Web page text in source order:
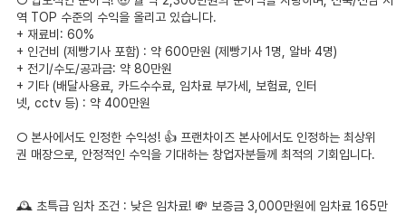
역 TOP 수준의 수익을 올리고 있습니다.
+ 재료비: 60%
+ 인건비 (제빵기사 포함) : 약 600만원 (제빵기사 1명, 알바 4명)
+ 전기/수도/공과금: 약 80만원
+ 기타 (배달사용료, 카드수수료, 임차료 부가세, 보험료, 인터
넷, cctv 등) : 약 400만원
○ 본사에서도 인정한 수익성! 👍 프랜차이즈 본사에서도 인정하는 최상위
권 매장으로, 안정적인 수익을 기대하는 창업자분들께 최적의 기회입니다.
🕰️ 초특급 임차 조건 : 낮은 임차료! 💸 보증금 3,000만원에 임차료 165만